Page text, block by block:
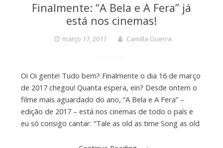
Finalmente: “A Bela e A Fera” já
está nos cinemas!
março 17, 2017 Camilla Guerra
Oi Oi gente! Tudo bem? Finalmente o dia 16 de março
de 2017 chegou! Quanta espera, ein? Desde ontem o
filme mais aguardado do ano, “A Bela e A Fera” –
edição de 2017 – está nos cinemas de todo o país e
eu só consigo cantar: “Tale as old as time Song as old